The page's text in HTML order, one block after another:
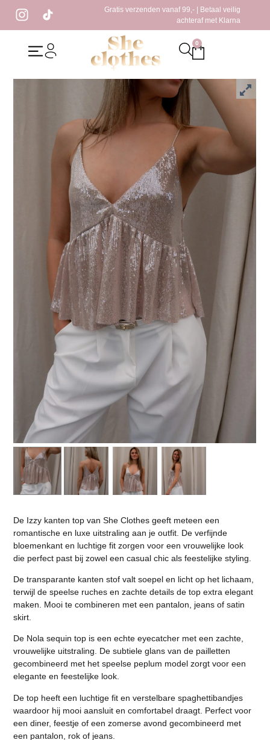
Gratis verzenden vanaf 99,- | Betaal veilig
achteraf met Klarna
0
Home/Kleding / Nola Sequin Top Taupe
Nola Sequin Top Taupe
De Izzy kanten top van She Clothes geeft meteen een
romantische en luxe uitstraling aan je outfit. De verfijnde
bloemenkant en luchtige fit zorgen voor een vrouwelijke look
die perfect past bij zowel een casual chic als feestelijke styling.
De transparante kanten stof valt soepel en licht op het lichaam,
terwijl de speelse ruches en zachte details de top extra elegant
maken. Mooi te combineren met een pantalon, jeans of satin
skirt.
De Nola sequin top is een echte eyecatcher met een zachte,
vrouwelijke uitstraling. De subtiele glans van de pailletten
gecombineerd met het speelse peplum model zorgt voor een
elegante en feestelijke look.
De top heeft een luchtige fit en verstelbare spaghettibandjes
waardoor hij mooi aansluit en comfortabel draagt. Perfect voor
een diner, feestje of een zomerse avond gecombineerd met
een pantalon, rok of jeans.